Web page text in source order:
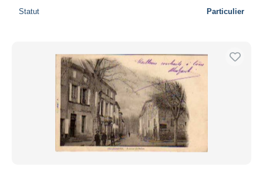
Statut Particulier